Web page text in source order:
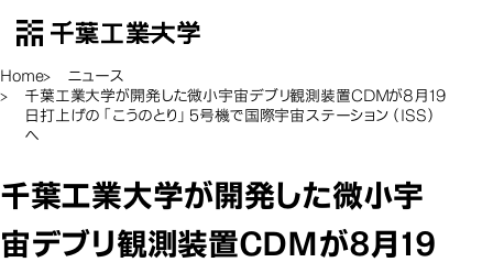
千葉工業大学
Open Menu
Home
ニュース
千葉工業大学が開発した微小宇宙デブリ観測装置CDMが8月19
日打上げの「こうのとり」5号機で国際宇宙ステーション（ISS）
へ
千葉工業大学が開発した微小宇
宙デブリ観測装置CDMが8月19